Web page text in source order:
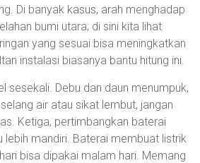
Di banyak kasus, arah menghadap
bumi utara; di sini kita lihat
yang sesuai bisa meningkatkan
instalasi biasanya bantu hitung ini.
sesekali. Debu dan daun menumpuk,
air atau sikat lembut, jangan
Ketiga, pertimbangkan baterai
lebih mandiri. Baterai membuat listrik
bisa dipakai malam hari. Memang